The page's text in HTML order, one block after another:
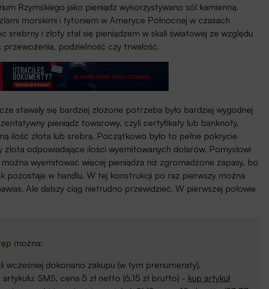
Rzymskiego jako pieniądz wykorzystywano sól kamienną.
morskimi i tytoniem w Ameryce Północnej w czasach
srebrny i złoty stał się pieniądzem w skali światowej ze względu
podzielność czy trwałość.
stawały się bardziej złożone potrzeba było bardziej wygodnej
pieniądz towarowy, czyli certyfikaty lub banknoty,
ilość złota lub srebra. Początkowo było to pełne pokrycie
odpowiadające ilości wyemitowanych dolarów. Pomysłowi
wyemitować więcej pieniądza niż zgromadzone zapasy, bo
pozostaje w handlu. W tej konstrukcji po raz pierwszy można
Ale dalszy ciąg nietrudno przewidzieć. W pierwszej połowie
można:
wcześniej dokonano zakupu (w tym prenumeraty),
SMS, cena 5 zł netto (6,15 zł brutto) - kup artykuł